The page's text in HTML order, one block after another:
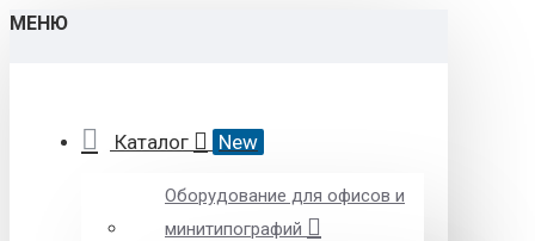
МЕНЮ
Каталог New
Оборудование для офисов и
минитипографий